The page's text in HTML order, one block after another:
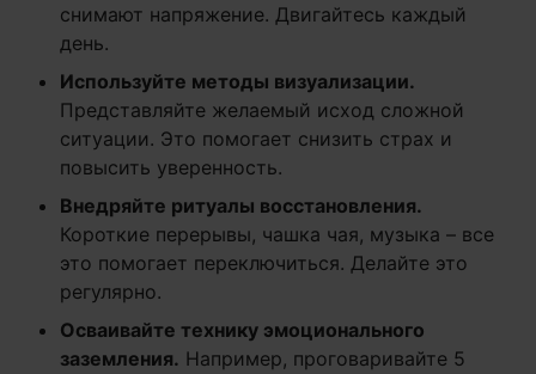
снимают напряжение. Двигайтесь каждый
день.
Используйте методы визуализации.
Представляйте желаемый исход сложной
ситуации. Это помогает снизить страх и
повысить уверенность.
Внедряйте ритуалы восстановления.
Короткие перерывы, чашка чая, музыка – все
это помогает переключиться. Делайте это
регулярно.
Осваивайте технику эмоционального
заземления. Например, проговаривайте 5